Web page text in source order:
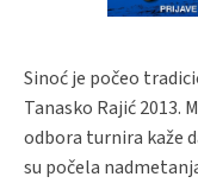
Sinoć je počeo
Tanasko Rajić 2013.
odbora turnira kaže
su počela